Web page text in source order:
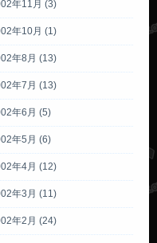
年11月 (3)
年10月 (1)
年8月 (13)
年7月 (13)
年6月 (5)
年5月 (6)
年4月 (12)
年3月 (11)
年2月 (24)